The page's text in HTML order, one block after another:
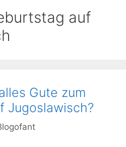
auf
Gute zum
Jugoslawisch?